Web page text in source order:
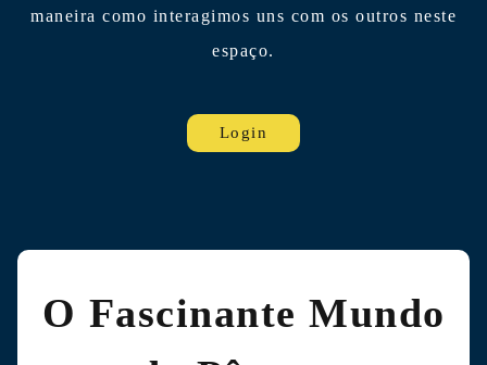
maneira como interagimos uns com os outros neste
espaço.
Login
O Fascinante Mundo